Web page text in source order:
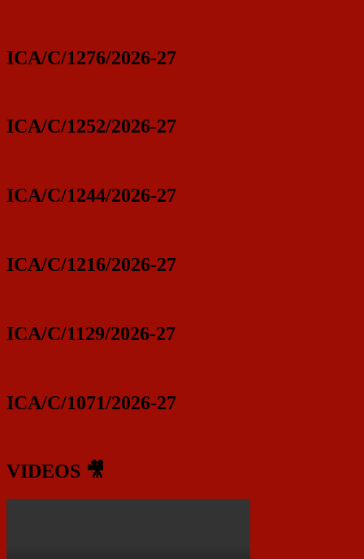
ICA/C/1276/2026-27
ICA/C/1252/2026-27
ICA/C/1244/2026-27
ICA/C/1216/2026-27
ICA/C/1129/2026-27
ICA/C/1071/2026-27
VIDEOS 🎥